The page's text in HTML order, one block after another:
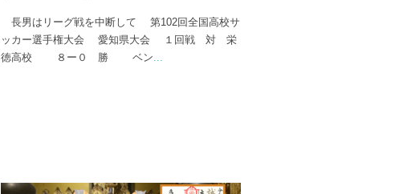
長男はリーグ戦を中断して 第102回全国高校サ
ッカー選手権大会 愛知県大会 １回戦 対 栄
徳高校 ８ー０ 勝 ベン